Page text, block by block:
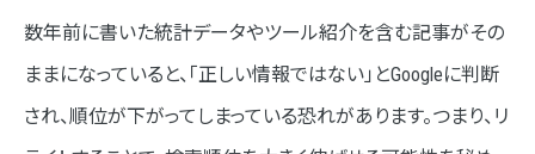
数年前に書いた統計データやツール紹介を含む記事がその
ままになっていると、「正しい情報ではない」とGoogleに判断
され、順位が下がってしまっている恐れがあります。つまり、リ